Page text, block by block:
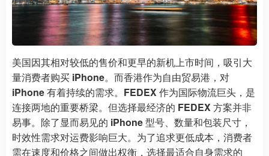
美国因其相对较低的售价和更早的新机上市时间，吸引大
量消费者购买 iPhone。而香港作为自由贸易港，对
iPhone有着持续的需求。 FEDEX作为国际物流巨头，是
连接两地的重要桥梁。但选择最经济的 FEDEX方案并非
易事。除了显而易见的 iPhone型号、数量和包装尺寸，
时效性需求对运费影响巨大。为了追求更低成本，消费者
需在速度和价格之间做出权衡，选择最适合自身需求的